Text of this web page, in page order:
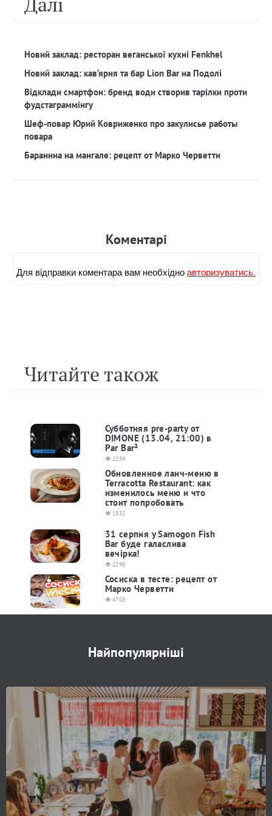
Новий заклад: ресторан веганської кухні Fenkhel
Новий заклад: кав‘ярня та бар Lion Bar на Подолі
Відклади смартфон: бренд води створив тарілки проти
фудстаграммінгу
Шеф-повар Юрий Ковриженко про закулисье работы
повара
Баранина на мангале: рецепт от Марко Черветти
Коментарi
Для вiдправки коментара вам необхiдноавторизуватись.
Читайте також
Субботняя pre-party от
DIMONE (13.04, 21:00) в
Par Bar²
2239
Обновленное ланч-меню в
Terracotta Restaurant: как
изменилось меню и что
стоит попробовать
1832
31 серпня у Samogon Fish
Bar буде галаслива
вечірка!
2298
Сосиска в тесте: рецепт от
Марко Черветти
4703
Найпопулярніші